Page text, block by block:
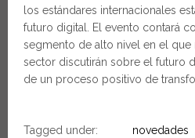
los estándares internacionales
futuro digital. El evento contará
segmento de alto nivel en el que
sector discutirán sobre el futuro
de un proceso positivo de
Tagged under: novedades